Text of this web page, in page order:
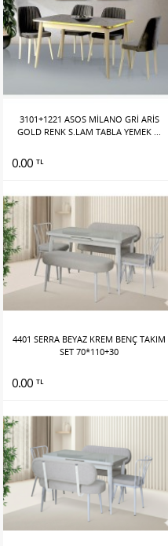
3101+1221 ASOS MİLANO GRİ ARİS
GOLD RENK S.LAM TABLA YEMEK ...
0.00 TL
4401 SERRA BEYAZ KREM BENÇ TAKIM
SET 70*110+30
0.00 TL